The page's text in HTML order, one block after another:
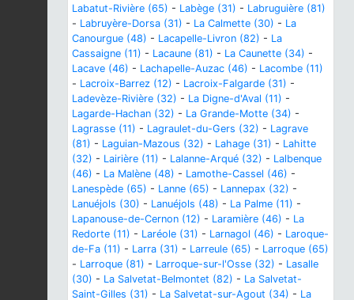
Labatut-Rivière (65) - Labège (31) - Labruguière (81)
- Labruyère-Dorsa (31) - La Calmette (30) - La
Canourgue (48) - Lacapelle-Livron (82) - La
Cassaigne (11) - Lacaune (81) - La Caunette (34) -
Lacave (46) - Lachapelle-Auzac (46) - Lacombe (11)
- Lacroix-Barrez (12) - Lacroix-Falgarde (31) -
Ladevèze-Rivière (32) - La Digne-d'Aval (11) -
Lagarde-Hachan (32) - La Grande-Motte (34) -
Lagrasse (11) - Lagraulet-du-Gers (32) - Lagrave
(81) - Laguian-Mazous (32) - Lahage (31) - Lahitte
(32) - Lairière (11) - Lalanne-Arqué (32) - Lalbenque
(46) - La Malène (48) - Lamothe-Cassel (46) -
Lanespède (65) - Lanne (65) - Lannepax (32) -
Lanuéjols (30) - Lanuéjols (48) - La Palme (11) -
Lapanouse-de-Cernon (12) - Laramière (46) - La
Redorte (11) - Laréole (31) - Larnagol (46) - Laroque-
de-Fa (11) - Larra (31) - Larreule (65) - Larroque (65)
- Larroque (81) - Larroque-sur-l'Osse (32) - Lasalle
(30) - La Salvetat-Belmontet (82) - La Salvetat-
Saint-Gilles (31) - La Salvetat-sur-Agout (34) - La